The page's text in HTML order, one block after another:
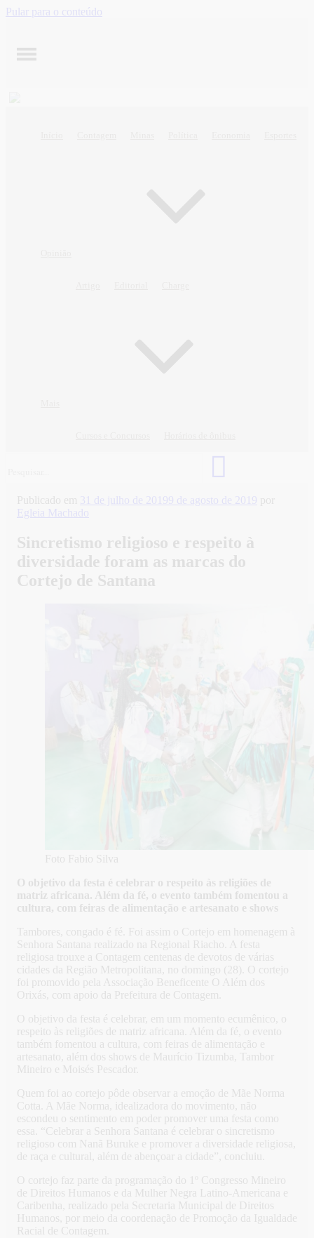
Pular para o conteúdo
Publicado em 31 de julho de 20199 de agosto de 2019 por
Egleia Machado
Sincretismo religioso e respeito à
diversidade foram as marcas do
Cortejo de Santana
Foto Fabio Silva
O objetivo da festa é celebrar o respeito às religiões de
matriz africana. Além da fé, o evento também fomentou a
cultura, com feiras de alimentação e artesanato e shows
Tambores, congado é fé. Foi assim o Cortejo em homenagem à
Senhora Santana realizado na Regional Riacho. A festa
religiosa trouxe a Contagem centenas de devotos de várias
cidades da Região Metropolitana, no domingo (28). O cortejo
foi promovido pela Associação Beneficente O Além dos
Orixás, com apoio da Prefeitura de Contagem.
O objetivo da festa é celebrar, em um momento ecumênico, o
respeito às religiões de matriz africana. Além da fé, o evento
também fomentou a cultura, com feiras de alimentação e
artesanato, além dos shows de Maurício Tizumba, Tambor
Mineiro e Moisés Pescador.
Quem foi ao cortejo pôde observar a emoção de Mãe Norma
Cotta. A Mãe Norma, idealizadora do movimento, não
escondeu o sentimento em poder promover uma festa como
essa. “Celebrar a Senhora Santana é celebrar o sincretismo
religioso com Nanã Buruke e promover a diversidade religiosa,
de raça e cultural, além de abençoar a cidade”, concluiu.
O cortejo faz parte da programação do 1º Congresso Mineiro
de Direitos Humanos e da Mulher Negra Latino-Americana e
Caribenha, realizado pela Secretaria Municipal de Direitos
Humanos, por meio da coordenação de Promoção da Igualdade
Racial de Contagem.